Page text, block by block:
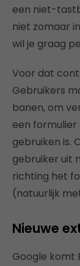
een niet-
niet zomaar
wil je graag
Voor dat
Gebruikers
banen, om
een
gebruiken is.
gebruiker uit
richting het
(natuurlijk
Nieuwe
Google komt